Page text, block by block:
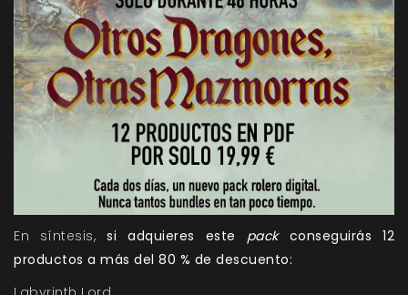
En síntesis,si adquieres este pack conseguirás 12
productos a más del 80 % de descuento: